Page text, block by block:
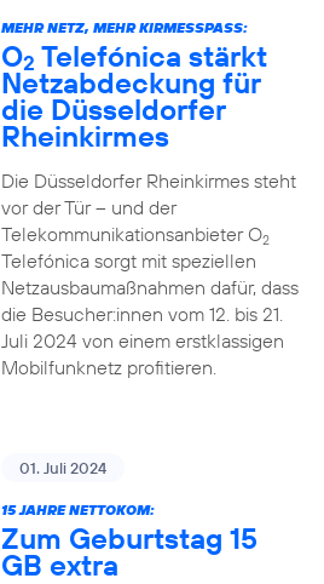
MEHR NETZ, MEHR KIRMESSPASS:
O2 Telefónica stärkt
Netzabdeckung für
die Düsseldorfer
Rheinkirmes
Die Düsseldorfer Rheinkirmes steht
vor der Tür – und der
Telekommunikationsanbieter O2
Telefónica sorgt mit speziellen
Netzausbaumaßnahmen dafür, dass
die Besucher:innen vom 12. bis 21.
Juli 2024 von einem erstklassigen
Mobilfunknetz profitieren.
01. Juli 2024
15 JAHRE NETTOKOM:
Zum Geburtstag 15
GB extra